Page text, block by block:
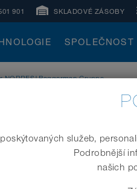
901 SKLADOVÉ ZÁSOBY
SPOLEČNOST
NORRES|Baggerman Gruppe
služeb,
Podrobnější
našich